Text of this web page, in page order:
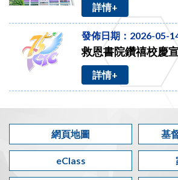
詳情+
發佈日期：2026-05-
救恩書院鑽禧校慶
詳情+
網頁地圖 基
eClass